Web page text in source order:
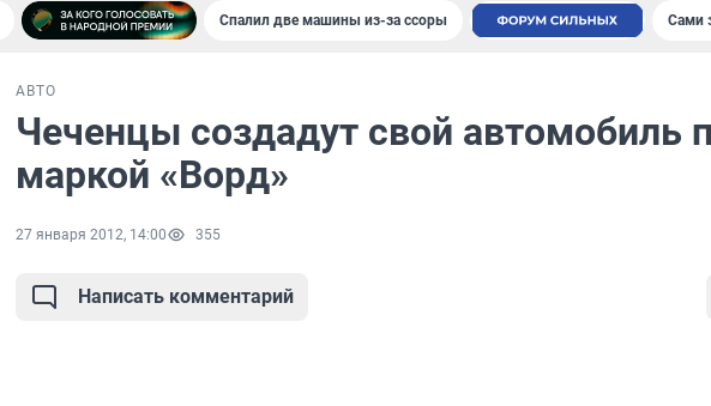
Спалил две машины из-за ссоры Сами
АВТО
Чеченцы создадут свой автомобиль
маркой «Ворд»
27 января 2012, 14:00 355
Написать комментарий